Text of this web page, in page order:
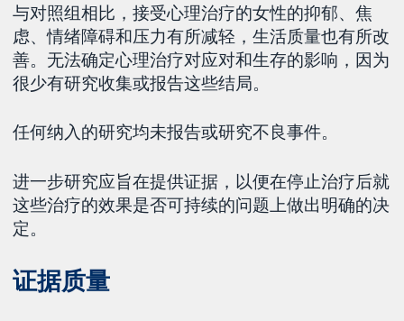
与对照组相比，接受心理治疗的女性的抑郁、焦
虑、情绪障碍和压力有所减轻，生活质量也有所改
善。无法确定心理治疗对应对和生存的影响，因为
很少有研究收集或报告这些结局。
任何纳入的研究均未报告或研究不良事件。
进一步研究应旨在提供证据，以便在停止治疗后就
这些治疗的效果是否可持续的问题上做出明确的决
定。
证据质量